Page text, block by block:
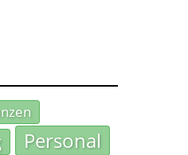
Personal